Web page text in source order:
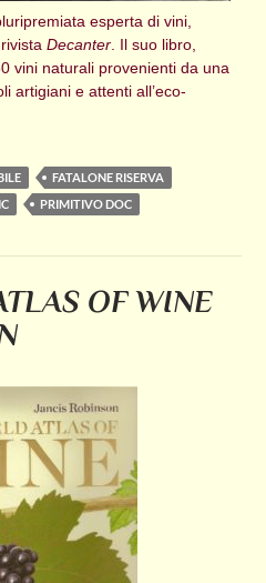
esperta di vini,
rivistaDecanter. Il suo libro,
vini naturali provenienti da una
artigiani e attenti all’eco-
FATALONE RISERVA
PRIMITIVO DOC
OF WINE